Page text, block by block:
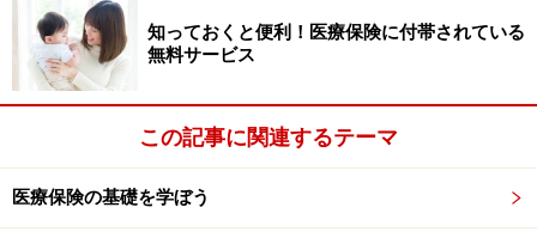
知っておくと便利！医療保険に付帯されている
無料サービス
この記事に関連するテーマ
医療保険の基礎を学ぼう